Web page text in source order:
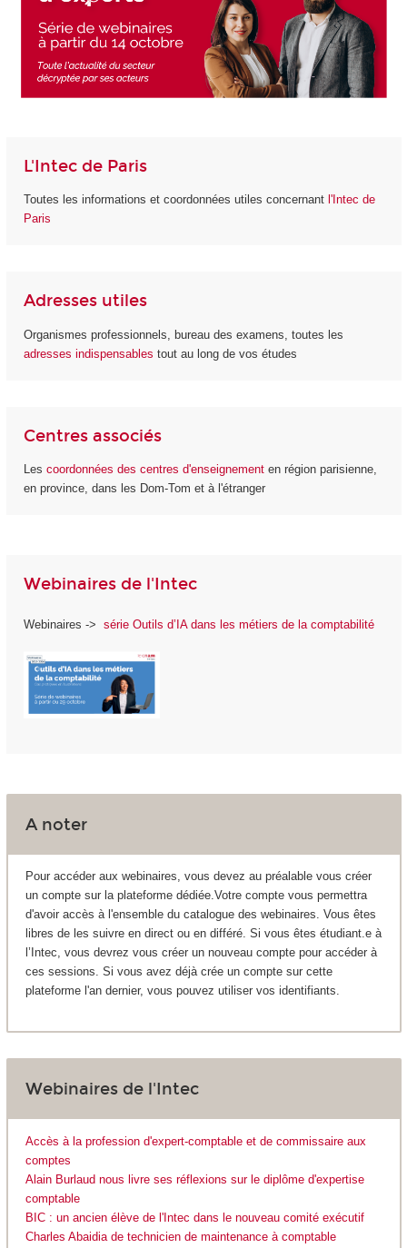
L'Intec de Paris
Toutes les informations et coordonnées utiles concernant l'Intec de
Paris
Adresses utiles
Organismes professionnels, bureau des examens, toutes les
adresses indispensables tout au long de vos études
Centres associés
Les coordonnées des centres d'enseignement en région parisienne,
en province, dans les Dom-Tom et à l'étranger
Webinaires de l'Intec
Webinaires -> série Outils d’IA dans les métiers de la comptabilité
A noter
Pour accéder aux webinaires, vous devez au préalable vous créer
un compte sur la plateforme dédiée.Votre compte vous permettra
d'avoir accès à l'ensemble du catalogue des webinaires. Vous êtes
libres de les suivre en direct ou en différé. Si vous êtes étudiant.e à
l’Intec, vous devrez vous créer un nouveau compte pour accéder à
ces sessions. Si vous avez déjà crée un compte sur cette
plateforme l'an dernier, vous pouvez utiliser vos identifiants.
Webinaires de l'Intec
Accès à la profession d'expert-comptable et de commissaire aux
comptes
Alain Burlaud nous livre ses réflexions sur le diplôme d'expertise
comptable
BIC : un ancien élève de l'Intec dans le nouveau comité exécutif
Charles Abaidia de technicien de maintenance à comptable